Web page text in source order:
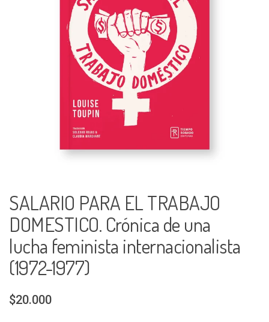
SALARIO PARA EL TRABAJO
DOMESTICO. Crónica de una
lucha feminista internacionalista
(1972-1977)
$20.000